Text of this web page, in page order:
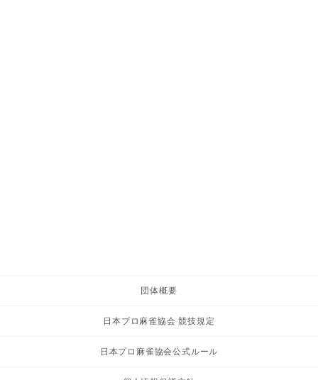
団体概要
日本プロ麻雀協会 競技規定
日本プロ麻雀協会公式ルール